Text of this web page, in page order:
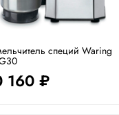
специй Waring
160 ₽